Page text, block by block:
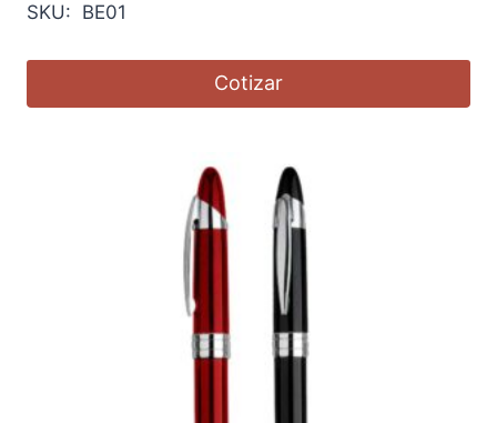
SKU: BE01
Cotizar